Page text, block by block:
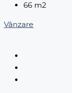
66 m2
Vânzare